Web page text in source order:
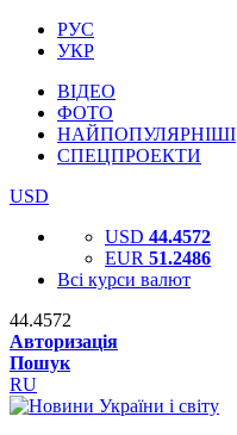
РУС
УКР
ВІДЕО
ФОТО
НАЙПОПУЛЯРНІШІ
СПЕЦПРОЕКТИ
USD
USD 44.4572
EUR 51.2486
Всі курси валют
44.4572
Авторизація
Пошук
RU